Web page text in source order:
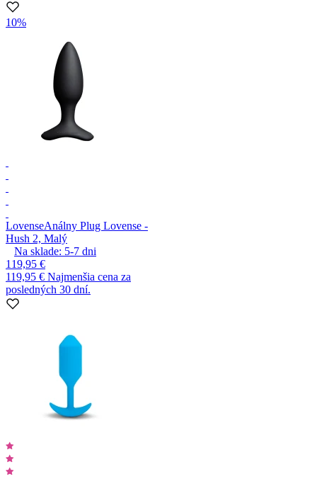
10%
LovenseAnálny Plug Lovense -
Hush 2, Malý
Na sklade: 5-7 dni
119,95 €
119,95 € Najmenšia cena za
posledných 30 dní.